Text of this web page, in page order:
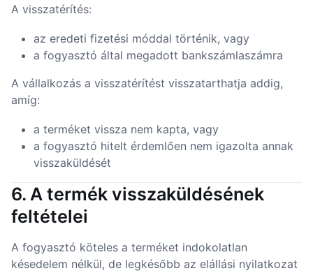
A visszatérítés:
az eredeti fizetési móddal történik, vagy
a fogyasztó által megadott bankszámlaszámra
A vállalkozás a visszatérítést visszatarthatja addig,
amíg:
a terméket vissza nem kapta, vagy
a fogyasztó hitelt érdemlően nem igazolta annak
visszaküldését
6. A termék visszaküldésének
feltételei
A fogyasztó köteles a terméket indokolatlan
késedelem nélkül, de legkésőbb az elállási nyilatkozat